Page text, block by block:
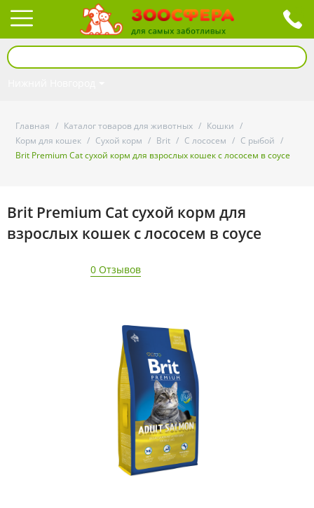
Главная / Каталог товаров для животных / Кошки /
Корм для кошек / Сухой корм / Brit / С лососем / С рыбой /
Brit Premium Cat сухой корм для взрослых кошек с лососем в соусе
Brit Premium Cat сухой корм для
взрослых кошек с лососем в соусе
0 Отзывов